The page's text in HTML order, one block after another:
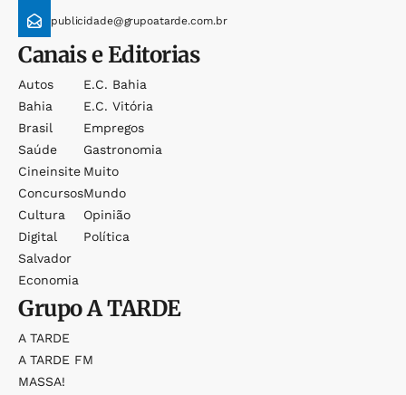
publicidade@grupoatarde.com.br
Canais e Editorias
Autos
Bahia
Brasil
Saúde
Cineinsite
Concursos
Cultura
Digital
Salvador
Economia
E.c. Bahia
E.c. Vitória
Empregos
Gastronomia
Muito
Mundo
Opinião
Política
GrupoA TARDE
A TARDE
A TARDE FM
MASSA!